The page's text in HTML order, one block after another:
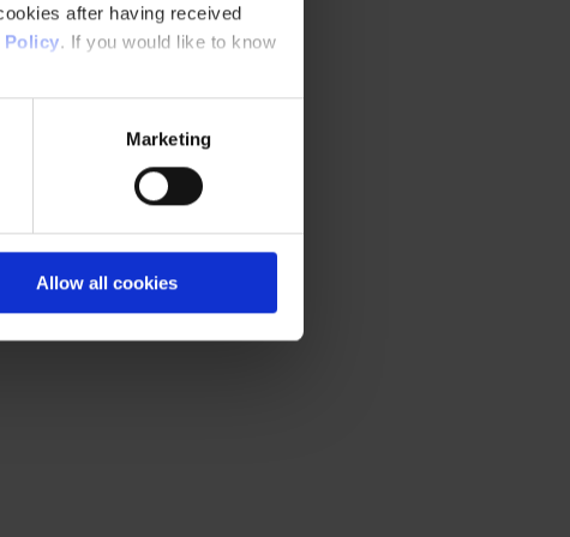
after having received
Policy. If you would like to know
Marketing
Allow all cookies